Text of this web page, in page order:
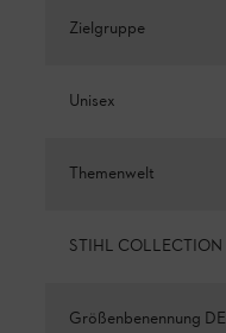
Zielgruppe
Unisex
Themenwelt
STIHL COLLECTION
Größenbenennung DE